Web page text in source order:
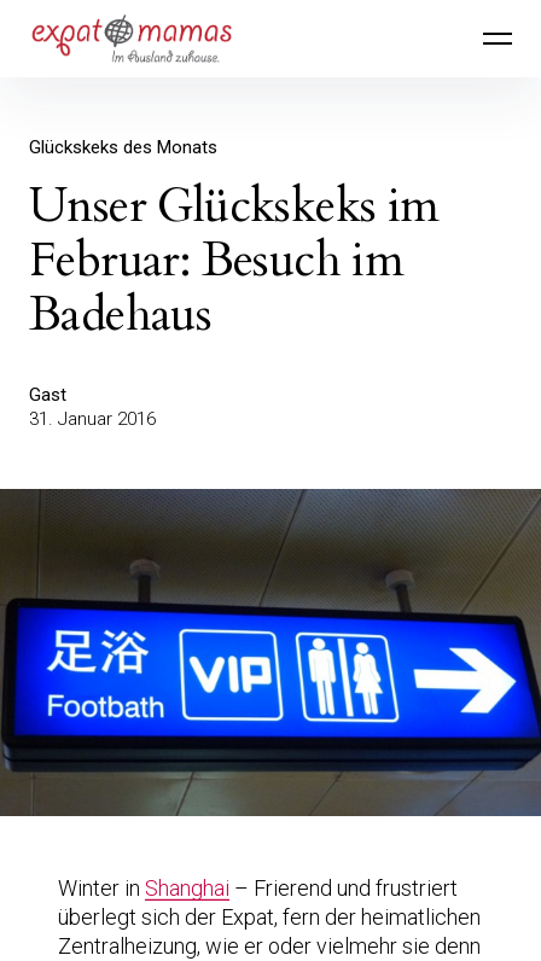
überspringen
Expatmamas – im Ausland zuhause
Glückskeks des Monats
Unser Glückskeks im
Februar: Besuch im
Badehaus
Gast
31. Januar 2016
Winter in Shanghai – Frierend und frustriert
überlegt sich der Expat, fern der heimatlichen
Zentralheizung, wie er oder vielmehr sie denn